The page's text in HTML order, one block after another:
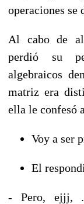
operaciones
Al cabo de
perdió su
algebraicos
matriz era
ella le confesó
Voy a ser
El
- Pero, ejjj,